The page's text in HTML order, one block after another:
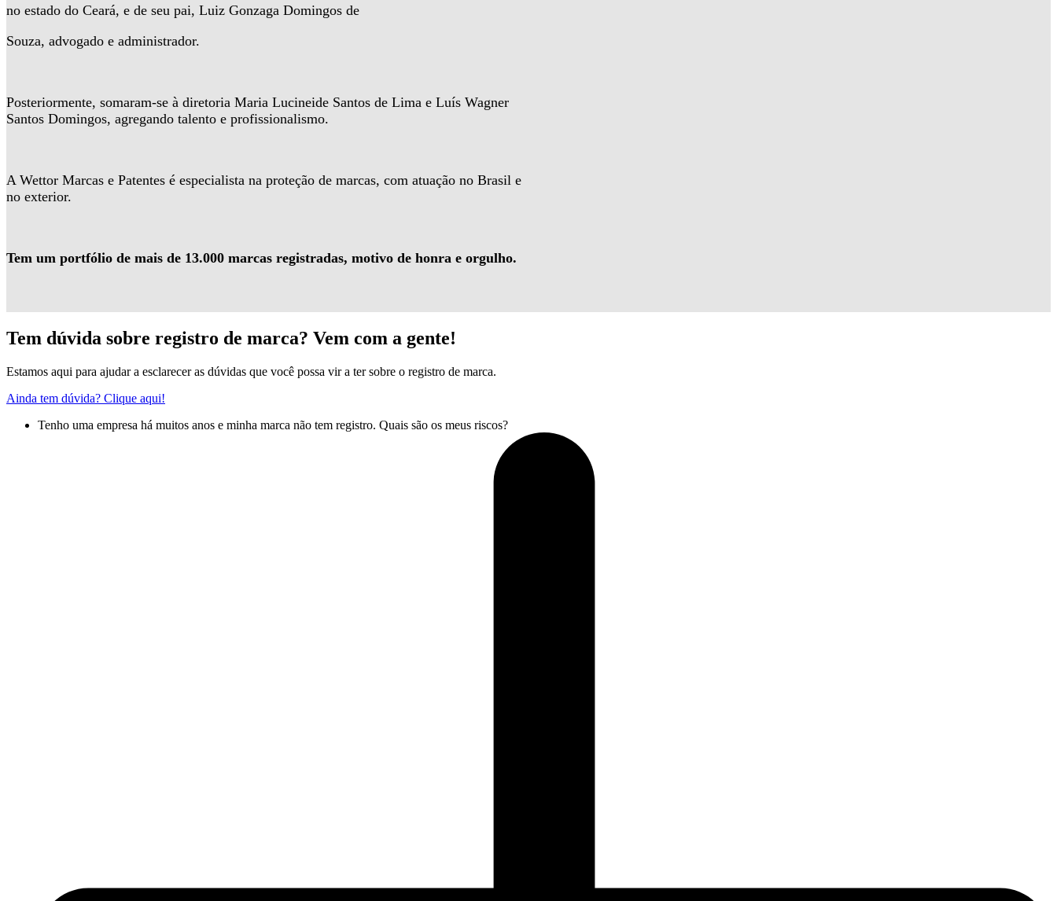
no estado do Ceará, e de seu pai, Luiz Gonzaga Domingos de
Souza, advogado e administrador.
Posteriormente, somaram-se à diretoria Maria Lucineide Santos de Lima e Luís Wagner
Santos Domingos, agregando talento e profissionalismo.
A Wettor Marcas e Patentes é especialista na proteção de marcas, com atuação no Brasil e
no exterior.
Tem um portfólio de mais de 13.000 marcas registradas, motivo de honra e orgulho.
Tem dúvida sobre registro de marca? Vem com a gente!
Estamos aqui para ajudar a esclarecer as dúvidas que você possa vir a ter sobre o registro de marca.
Ainda tem dúvida? Clique aqui!
Tenho uma empresa há muitos anos e minha marca não tem registro. Quais são os meus riscos?